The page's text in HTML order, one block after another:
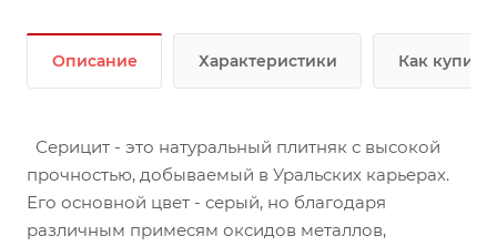
Описание Характеристики Как купить
Серицит - это натуральный плитняк с высокой
прочностью, добываемый в Уральских карьерах.
Его основной цвет - серый, но благодаря
различным примесям оксидов металлов,